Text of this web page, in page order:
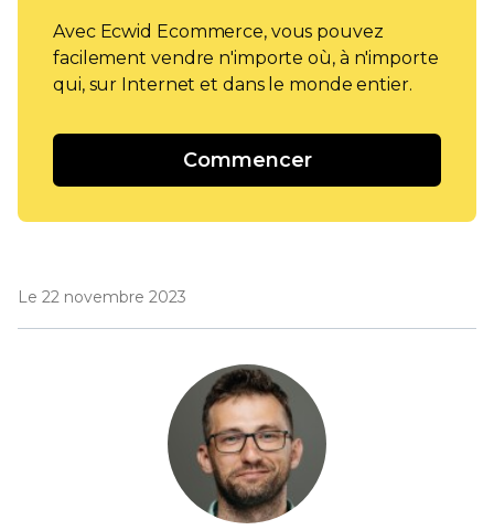
Avec Ecwid Ecommerce, vous pouvez
facilement vendre n'importe où, à n'importe
qui, sur Internet et dans le monde entier.
Commencer
Le 22 novembre 2023